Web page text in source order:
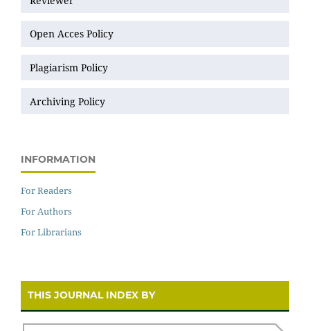
Open Acces Policy
Plagiarism Policy
Archiving Policy
INFORMATION
For Readers
For Authors
For Librarians
THIS JOURNAL INDEX BY